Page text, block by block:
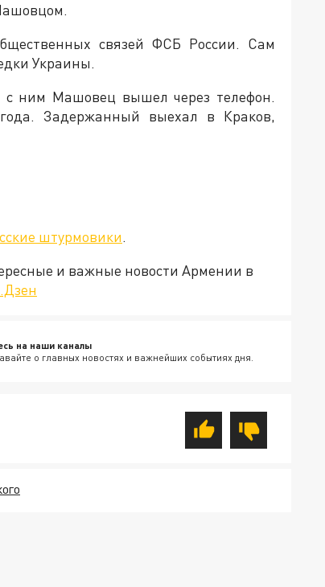
связей ФСБ России. Сам
Украины.
с ним Машовец вышел через телефон.
Задержанный выехал в Краков,
штурмовики.
и важные новости Армении в
на наши каналы
о главных новостях и важнейших событиях дня.